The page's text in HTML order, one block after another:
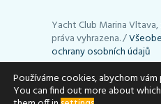
Yacht Club Marina Vltava,
práva vyhrazena. /
ochrany osobních údajů
Stránky používají
upravit podle toho, jak
Používáme cookies, abychom
You can find out more about